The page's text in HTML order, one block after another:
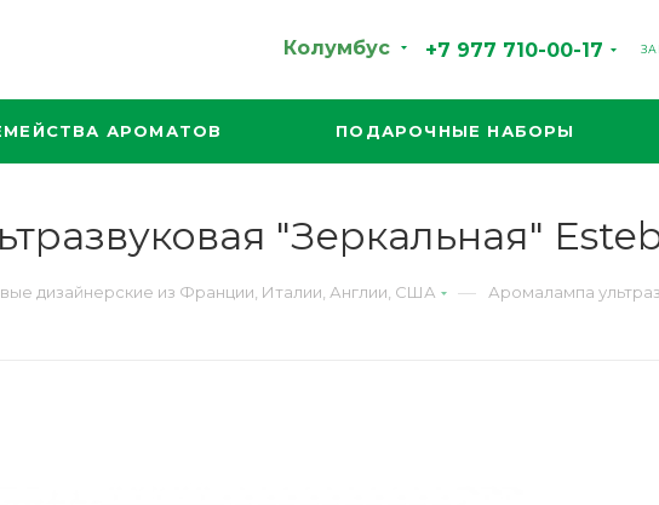
Колумбус +7 977 710-00-17
АРОМАТОВ ПОДАРОЧНЫЕ НАБОРЫ
"Зеркальная"
дизайнерские из Франции, Италии, Англии, США — Аромалампа